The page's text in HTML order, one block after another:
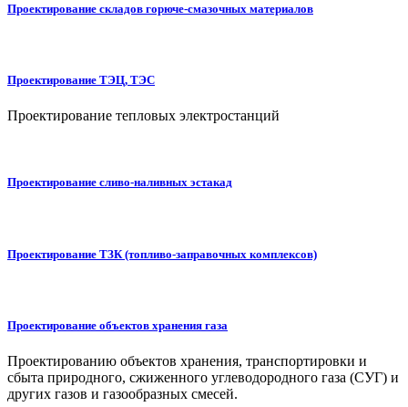
Проектирование складов горюче-смазочных материалов
Проектирование ТЭЦ, ТЭС
Проектирование тепловых электростанций
Проектирование сливо-наливных эстакад
Проектирование ТЗК (топливо-заправочных комплексов)
Проектирование объектов хранения газа
Проектированию объектов хранения, транспортировки и
сбыта природного, сжиженного углеводородного газа (СУГ) и
других газов и газообразных смесей.